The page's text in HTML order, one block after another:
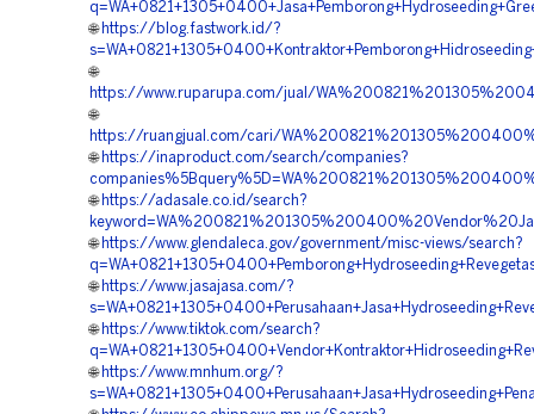
🌐 https://blog.fastwork.id/?
🌐
https://www.ruparupa.com/jual/
🌐
https://ruangjual.com/cari/
🌐 https://inaproduct.com/search/companies?
🌐 https://adasale.co.id/search?
🌐 https://www.glendaleca.gov/government/misc-views/search?
🌐 https://www.jasajasa.com/?
🌐 https://www.tiktok.com/search?
🌐 https://www.mnhum.org/?